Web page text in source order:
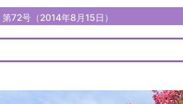
72号（2014年8月15日）